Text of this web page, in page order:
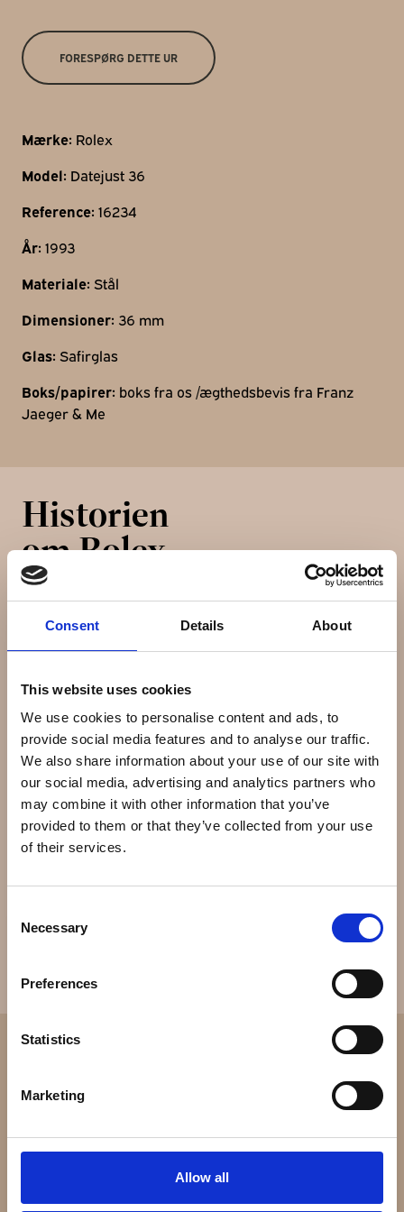
Consent Details About
This website uses cookies
We use cookies to personalise content and ads, to
provide social media features and to analyse our traffic.
We also share information about your use of our site with
our social media, advertising and analytics partners who
may combine it with other information that you’ve
provided to them or that they’ve collected from your use
of their services.
Selection
Necessary
Preferences
Statistics
Marketing
Allow all
1123 Kbh K
+45 29 29 99 46
FORESPØRG DETTE UR
Mærke: Rolex
Model: Datejust 36
Reference: 16234
År: 1993
Materiale: Stål
Dimensioner: 36 mm
Glas: Safirglas
Boks/papirer: boks fra os /ægthedsbevis fra Franz
Jaeger & Me
Historien
om Rolex
Rolex SA og dets datterselskab Montres Tudor SA er
en virksomhed der designer og producerer luksusure.
London, England i 1905. I 1919 flyttede Wilsdorf og Davis
virksomheden til Geneve, Schweiz.
Magasinet Bloomberg Businessweek rangerede Rolex
som nummer 71 på listen over verdens top 100 globale
varemærker i år 2007. Rolex er den største
enkeltproducent af luksusure med en produktion af
omkring 812.000 om året. Den estimerede omsætning i
2003 var omkring 3 milliarder $.